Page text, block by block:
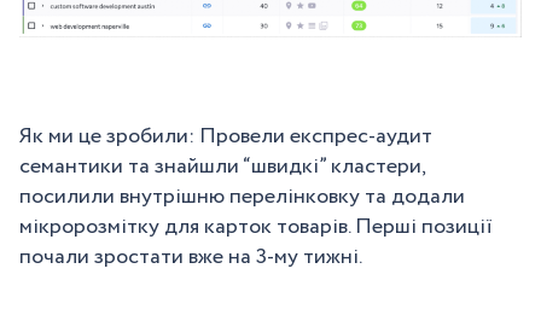
Як ми це зробили: Провели експрес-аудит
семантики та знайшли “швидкі” кластери,
посилили внутрішню перелінковку та додали
мікророзмітку для карток товарів. Перші позиції
почали зростати вже на 3-му тижні.